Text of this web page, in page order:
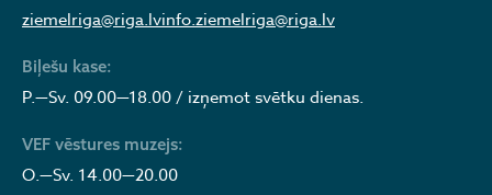
ziemelriga@riga.lvinfo.ziemelriga@riga.lv
Biļešu kase:
P.—Sv. 09.00—18.00 / izņemot svētku dienas.
VEF vēstures muzejs:
O.—Sv. 14.00—20.00